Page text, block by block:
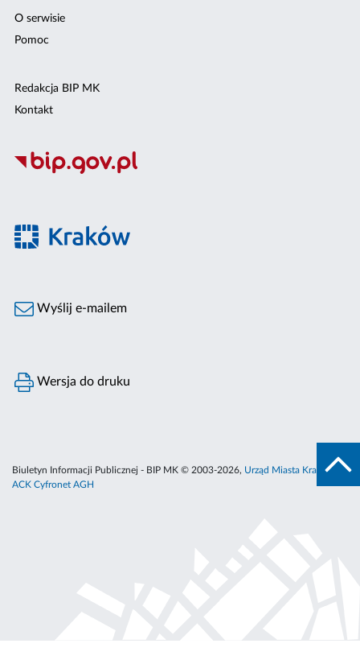
O serwisie
Pomoc
Redakcja BIP MK
Kontakt
Wyślij e-mailem
Wersja do druku
Biuletyn Informacji Publicznej - BIP MK © 2003-2026, Urząd Miasta Krakowa
ACK Cyfronet AGH